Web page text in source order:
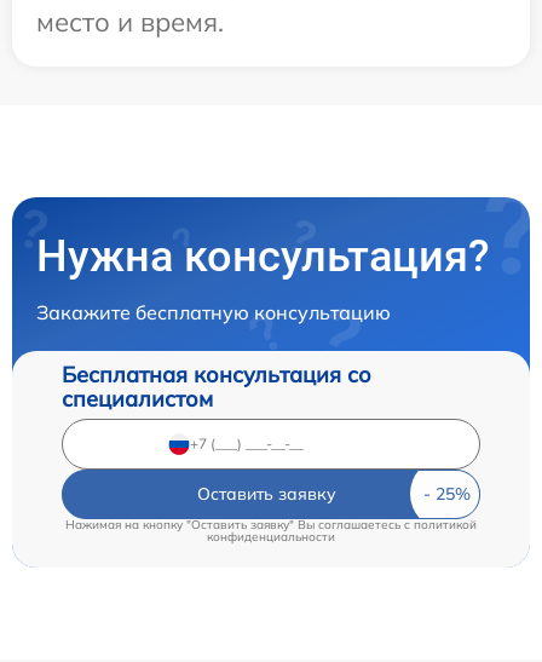
место и время.
Нужна консультация?
Закажите бесплатную консультацию
Бесплатная консультация со
специалистом
Оставить заявку
Нажимая на кнопку "Оставить заявку" Вы соглашаетесь cполитикой
конфиденциальности